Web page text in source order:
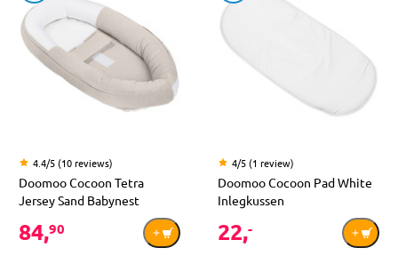
4.4/5 (10 reviews)
Doomoo Cocoon Tetra
Jersey Sand Babynest
84,90
4/5 (1 review)
Doomoo Cocoon Pad White
Inlegkussen
22,-